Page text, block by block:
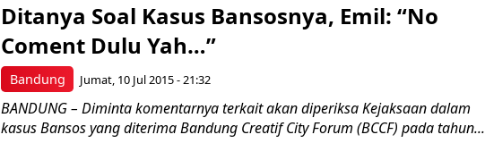
Bandung
Ditanya Soal Kasus Bansosnya, Emil: “No
Coment Dulu Yah…”
Jumat, 10 Jul 2015 - 21:32
BANDUNG – Diminta komentarnya terkait akan diperiksa Kejaksaan dalam
kasus Bansos yang diterima Bandung Creatif City Forum (BCCF) pada tahun...